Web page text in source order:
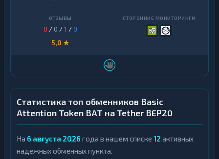
0 / 0 /1 /0
5,0 ★
Статистика топ обменников Basic
Attention Token BAT на Tether BEP20
На 6 августа 2026 года в нашем списке 12 активных
надежных обменных пункта.